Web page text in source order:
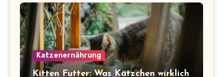
Katzenernährung
Kitten Futter: Was Kätzchen wirklich